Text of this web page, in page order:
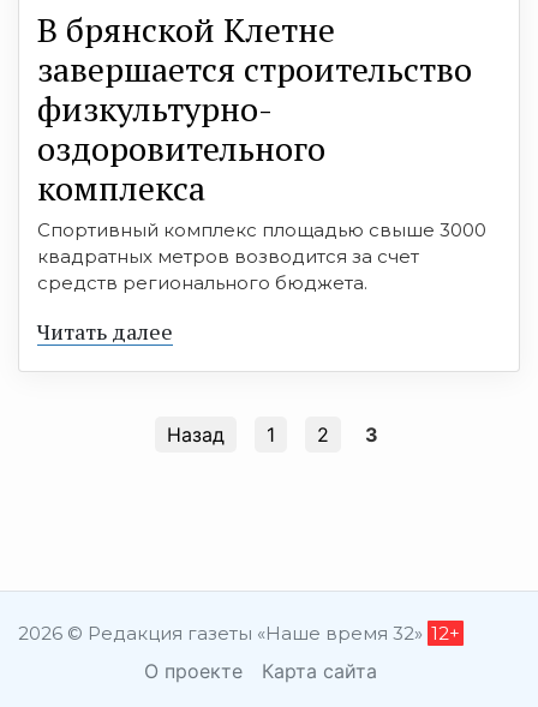
В брянской Клетне
завершается строительство
физкультурно-
оздоровительного
комплекса
Спортивный комплекс площадью свыше 3000
квадратных метров возводится за счет
средств регионального бюджета.
Читать далее
Назад 1 2 3
2026 © Редакция газеты «Наше время 32» 12+
О проекте Карта сайта